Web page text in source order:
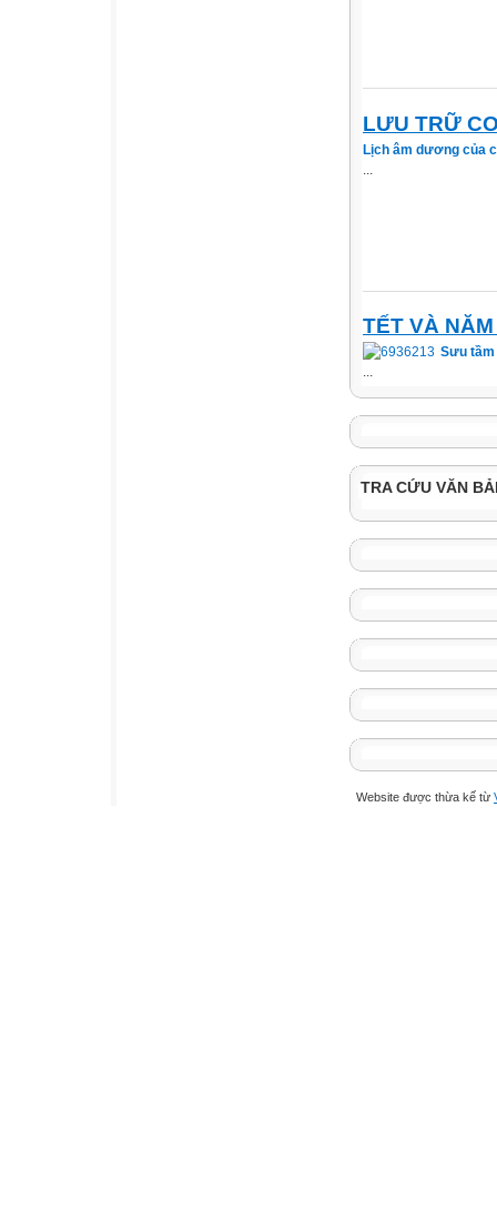
LƯU TRỮ
Lịch âm dương của
TẾT VÀ
Sưu tầm
...
TRA CỨU VĂN
Website được thừa kế từ